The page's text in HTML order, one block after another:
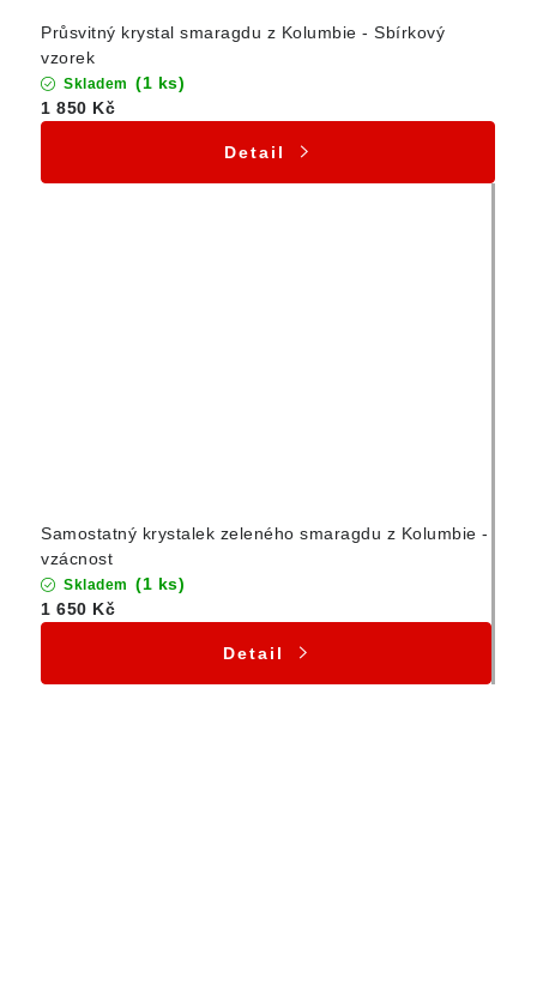
Průsvitný krystal smaragdu z Kolumbie - Sbírkový
vzorek
Skladem (1 ks)
1 850 Kč
Detail
Samostatný krystalek zeleného smaragdu z Kolumbie -
vzácnost
Skladem (1 ks)
1 650 Kč
Detail